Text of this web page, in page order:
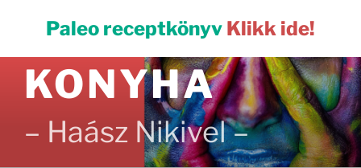
Paleo receptkönyv Klikk ide!
PALEO
KONYHA
– Haász Nikivel –